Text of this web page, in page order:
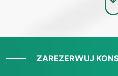
ZAREZERWUJ